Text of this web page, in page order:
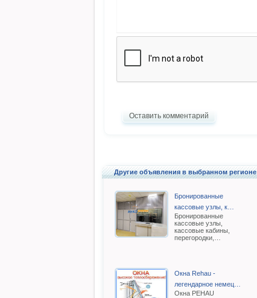
Оставить комментарий
Другие объявления в выбранном регионе
Бронированные
кассовые узлы, к…
Бронированные
кассовые узлы,
кассовые кабины,
перегородки,…
Окна Rehau -
легендарное немец…
Oкна РEHAU